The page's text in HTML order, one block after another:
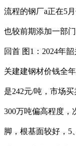
流程的钢厂a正在5
也较前期添加一部
回首 图1：2024年
关建建钢材价钱全
是242元/吨，市场
300万吨偏高程度，
脚，根基面较好，5